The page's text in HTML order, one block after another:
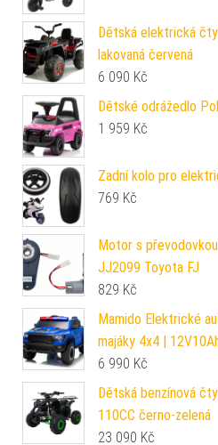
Dětská elektrická
lakovaná červená
6 090 Kč
Dětské odrážedlo
1 959 Kč
Zadní kolo pro
769 Kč
Motor s
JJ2099 Toyota FJ
829 Kč
Mamido Elektrické
majáky 4x4 |
6 990 Kč
Dětská benzínová
110CC černo-zelená
23 090 Kč